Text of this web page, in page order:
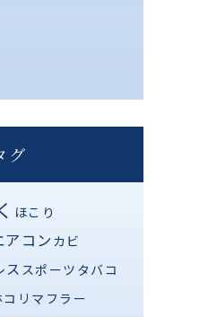
グ
ほこり
アコン カビ
ス スポーツ タバコ
コリ マフラー